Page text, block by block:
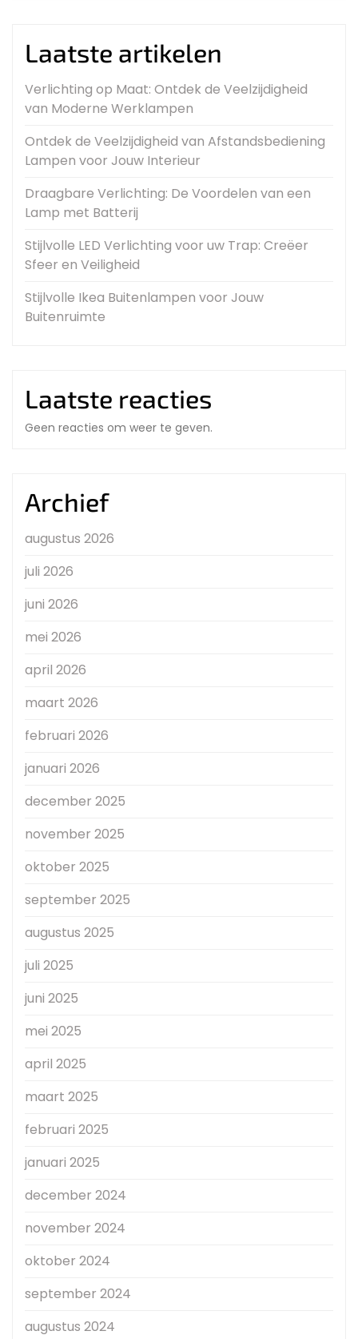
Laatste artikelen
Verlichting op Maat: Ontdek de Veelzijdigheid
van Moderne Werklampen
Ontdek de Veelzijdigheid van Afstandsbediening
Lampen voor Jouw Interieur
Draagbare Verlichting: De Voordelen van een
Lamp met Batterij
Stijlvolle LED Verlichting voor uw Trap: Creëer
Sfeer en Veiligheid
Stijlvolle Ikea Buitenlampen voor Jouw
Buitenruimte
Laatste reacties
Geen reacties om weer te geven.
Archief
augustus 2026
juli 2026
juni 2026
mei 2026
april 2026
maart 2026
februari 2026
januari 2026
december 2025
november 2025
oktober 2025
september 2025
augustus 2025
juli 2025
juni 2025
mei 2025
april 2025
maart 2025
februari 2025
januari 2025
december 2024
november 2024
oktober 2024
september 2024
augustus 2024